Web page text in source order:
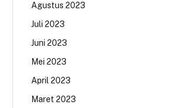
Agustus 2023
Juli 2023
Juni 2023
Mei 2023
April 2023
Maret 2023